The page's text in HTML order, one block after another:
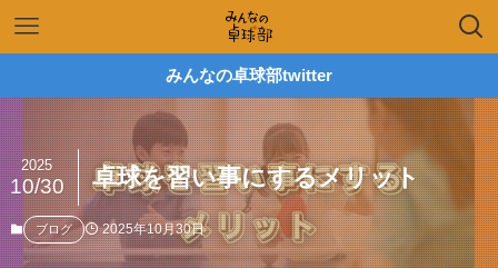
みんなの卓球部twitter
卓球を習い事にするメリット
2025
10/30
ブログ 2025年10月30日